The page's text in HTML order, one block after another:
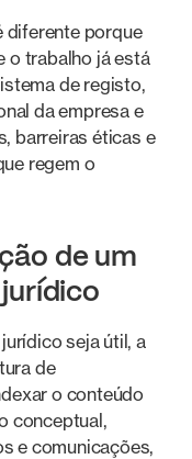
diferente porque
o trabalho já está
de registo,
da empresa e
barreiras éticas e
regem o
de um
seja útil, a
de
o conteúdo
conceptual,
e comunicações,